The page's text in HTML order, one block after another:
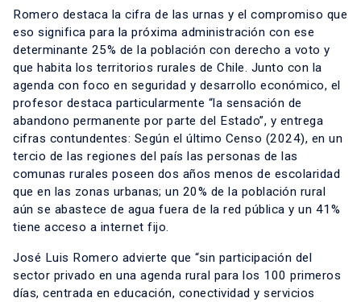
Romero destaca la cifra de las urnas y el compromiso que
eso significa para la próxima administración con ese
determinante 25% de la población con derecho a voto y
que habita los territorios rurales de Chile. Junto con la
agenda con foco en seguridad y desarrollo económico, el
profesor destaca particularmente “la sensación de
abandono permanente por parte del Estado”, y entrega
cifras contundentes: Según el último Censo (2024), en un
tercio de las regiones del país las personas de las
comunas rurales poseen dos años menos de escolaridad
que en las zonas urbanas; un 20% de la población rural
aún se abastece de agua fuera de la red pública y un 41%
tiene acceso a internet fijo.
José Luis Romero advierte que “sin participación del
sector privado en una agenda rural para los 100 primeros
días, centrada en educación, conectividad y servicios